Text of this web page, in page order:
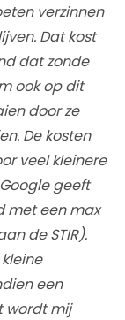
verzinnen
Dat kost
dat zonde
ook op dit
door ze
De kosten
veel kleinere
geeft
met een max
de STIR).
een
wordt mij